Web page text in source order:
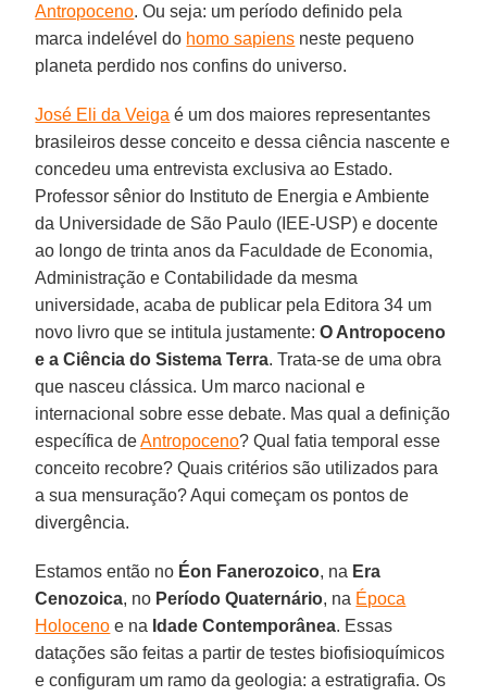
Antropoceno. Ou seja: um período definido pela
marca indelével do homo sapiens neste pequeno
planeta perdido nos confins do universo.
José Eli da Veiga é um dos maiores representantes
brasileiros desse conceito e dessa ciência nascente e
concedeu uma entrevista exclusiva ao Estado.
Professor sênior do Instituto de Energia e Ambiente
da Universidade de São Paulo (IEE-USP) e docente
ao longo de trinta anos da Faculdade de Economia,
Administração e Contabilidade da mesma
universidade, acaba de publicar pela Editora 34 um
novo livro que se intitula justamente:O Antropoceno
e a Ciência do Sistema Terra. Trata-se de uma obra
que nasceu clássica. Um marco nacional e
internacional sobre esse debate. Mas qual a definição
específica deAntropoceno? Qual fatia temporal esse
conceito recobre? Quais critérios são utilizados para
a sua mensuração? Aqui começam os pontos de
divergência.
Estamos então no Éon Fanerozoico, na Era
Cenozoica, no Período Quaternário, na Época
Holoceno e na Idade Contemporânea. Essas
datações são feitas a partir de testes biofisioquímicos
e configuram um ramo da geologia: a estratigrafia. Os